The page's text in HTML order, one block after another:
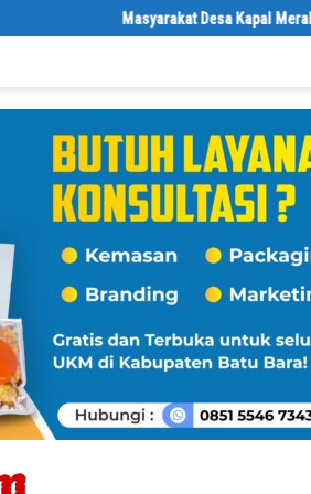
Masyarakat Desa Kapal Merah